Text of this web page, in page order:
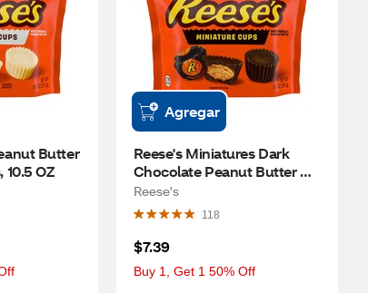
Butter
OZ
Agregar
Reese's Miniatures Dark
Chocolate Peanut Butter
Cups, 10.2 oz
Reese's
118
$7.39
Buy 1, Get 1 50% Off